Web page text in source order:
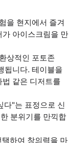
을 현지에서 즐겨
아이스크림을 만
상적인 포토존
됩니다. 테이블을
같은 디저트를
다"는 표정으로 신
분위기를 만끽합
하여 창의력을 마